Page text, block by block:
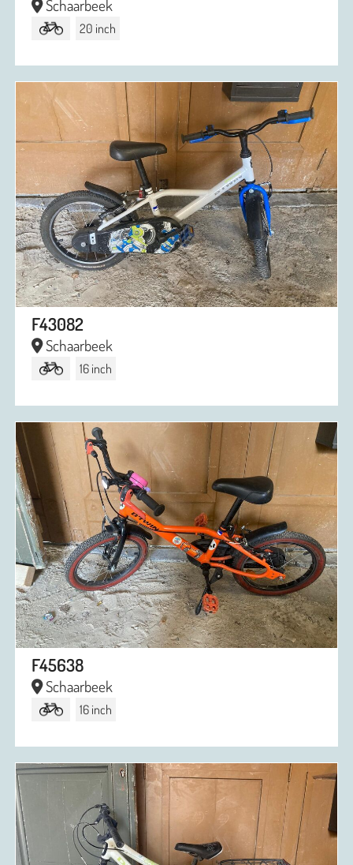
Schaarbeek
20 inch
F43082
Schaarbeek
16 inch
F45638
Schaarbeek
16 inch